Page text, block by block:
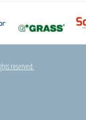
reserved.